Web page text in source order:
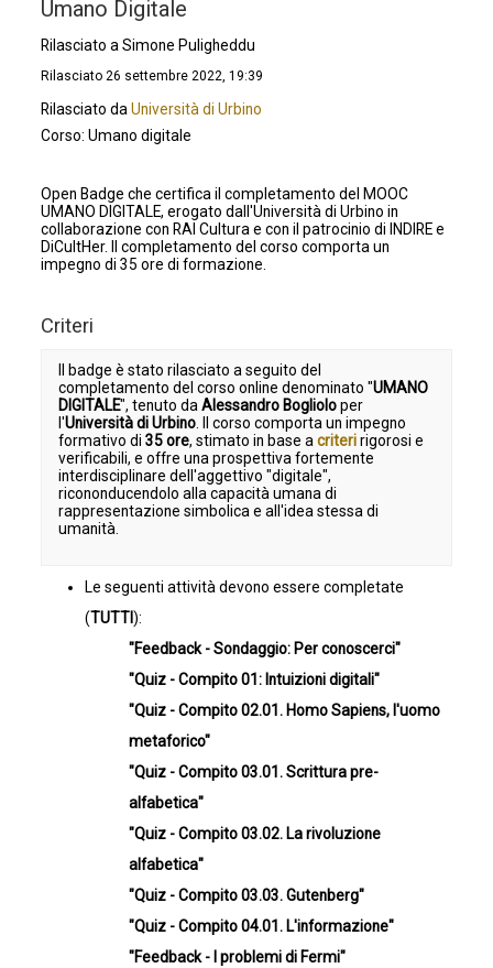
Umano Digitale
Rilasciato a Simone Puligheddu
Rilasciato 26 settembre 2022, 19:39
Rilasciato daUniversità di Urbino
Corso: Umano digitale
Open Badge che certifica il completamento del MOOC
UMANO DIGITALE, erogato dall'Università di Urbino in
collaborazione con RAI Cultura e con il patrocinio di INDIRE e
DiCultHer. Il completamento del corso comporta un
impegno di 35 ore di formazione.
Criteri
Il badge è stato rilasciato a seguito del
completamento del corso online denominato "UMANO
DIGITALE", tenuto daAlessandro Boglioloper
l'Università di Urbino . Il corso comporta un impegno
formativo di35 ore, stimato in base acriteririgorosi e
verificabili, e offre una prospettiva fortemente
interdisciplinare dell'aggettivo "digitale",
ricononducendolo alla capacità umana di
rappresentazione simbolica e all'idea stessa di
umanità.
Le seguenti attività devono essere completate
(TUTTI):
"Feedback - Sondaggio: Per conoscerci"
"Quiz - Compito 01: Intuizioni digitali"
"Quiz - Compito 02.01. Homo Sapiens, l'uomo
metaforico"
"Quiz - Compito 03.01. Scrittura pre-
alfabetica"
"Quiz - Compito 03.02. La rivoluzione
alfabetica"
"Quiz - Compito 03.03. Gutenberg"
"Quiz - Compito 04.01. L'informazione"
"Feedback - I problemi di Fermi"